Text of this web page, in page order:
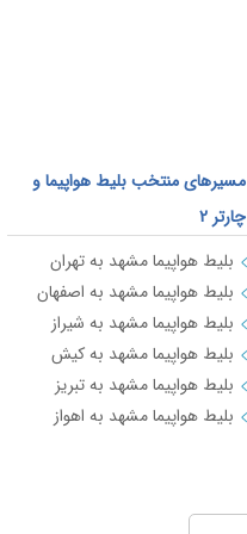
مسیرهای منتخب بلیط هواپیما و
چارتر 2
بلیط هواپیما مشهد به تهران
بلیط هواپیما مشهد به اصفهان
بلیط هواپیما مشهد به شیراز
بلیط هواپیما مشهد به کیش
بلیط هواپیما مشهد به تبریز
بلیط هواپیما مشهد به اهواز